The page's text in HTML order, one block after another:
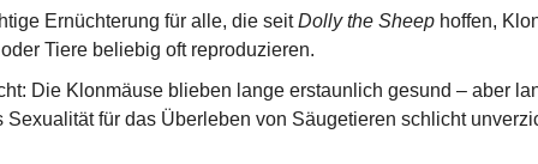
Ernüchterung für alle, die seit Dolly the Sheep hoffen,
Tiere beliebig oft reproduzieren.
Die Klonmäuse blieben lange erstaunlich gesund – aber
Sexualität für das Überleben von Säugetieren schlicht